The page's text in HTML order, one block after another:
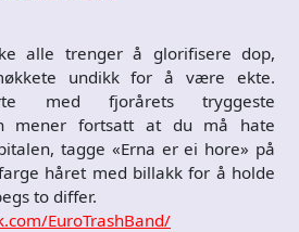
alle trenger å glorifisere dop,
undikk for å være ekte.
med fjorårets tryggeste
mener fortsatt at du må hate
tagge «Erna er ei hore» på
håret med billakk for å holde
to differ.
EuroTrashBand/